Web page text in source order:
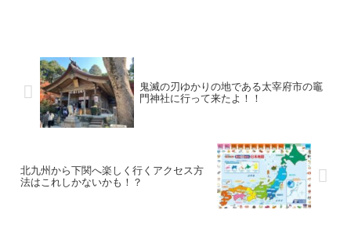
鬼滅の刃ゆかりの地である太宰府市の竈
門神社に行って来たよ！！
北九州から下関へ楽しく行くアクセス方
法はこれしかないかも！？